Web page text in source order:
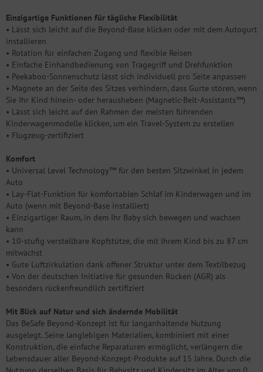
Einzigartige Funktionen für tägliche Flexibilität
• Lässt sich leicht auf die Beyond-Base klicken oder mit dem Autogurt
installieren
• Rotation für einfachen Zugang und flexible Reisen
• Einfache Einhandbedienung von Tragegriff und Drehfunktion
• Peekaboo-Sonnenschutz lässt sich individuell pro Seite anpassen
• Magnete an der Seite des Sitzes verhindern, dass Gurte stören, wenn
Sie Ihr Kind hinein- oder herausheben (Magnetic-Belt-Assistants™)
• Lässt sich leicht auf den Rahmen der meisten führenden
Kinderwagenmodelle klicken, um ein Travel-System zu erstellen
• Flugzeug-zertifiziert
Komfort
• Universal Level Technology™ für den besten Sitzwinkel in jedem
Auto
• Lay-Flat-Funktion für komfortablen Schlaf im Kinderwagen und im
Auto (wenn mit Beyond-Base installiert)
• Einzigartiger Raum, in dem Ihr Baby sich bewegen und wachsen
kann
• 10-stufig verstellbare Kopfstütze, die mit Ihrem Kind bis zu 87 cm
mitwächst
• Gute Luftzirkulation dank offener Struktur unter dem Textilbezug
• Von der deutschen Initiative für gesunden Rücken (AGR) als
besonders rückenfreundlich zertifiziert
Mit Blick auf Natur und sich ändernde Mobilität
Das BeSafe Beyond-Konzept ist für langanhaltende Nutzung
ausgelegt. Seine langlebigen Materialien, kombiniert mit einer
Konstruktion, die einfache Reparaturen ermöglicht, verlängern die
Lebensdauer aller Beyond-Konzept-Produkte auf 15 Jahre. Durch die